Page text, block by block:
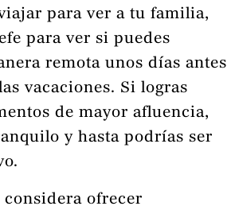
para ver a tu familia,
para ver si puedes
remota unos días antes
vacaciones. Si logras
de mayor afluencia,
y hasta podrías ser
considera ofrecer